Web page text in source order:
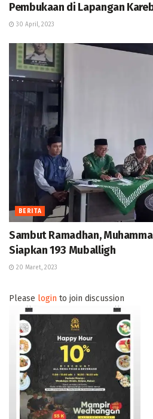
Pembukaan di Lapangan
30 April, 2023
BERITA
Sambut Ramadhan,
Siapkan 193 Muballigh
20 Maret, 2023
Please login to join discussion